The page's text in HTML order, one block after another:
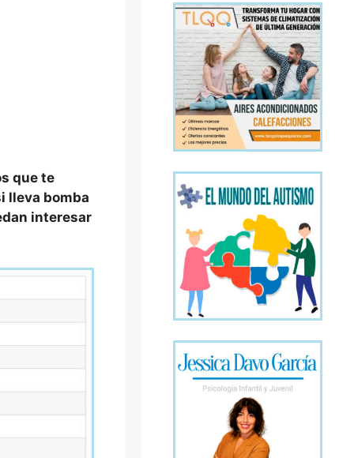
que te
lleva bomba
interesar